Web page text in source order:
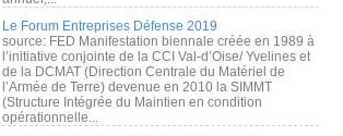
Le Forum Entreprises Défense 2019
source: FED Manifestation biennale créée en 1989 à
l’initiative conjointe de la CCI Val-d’Oise/ Yvelines et
de la DCMAT (Direction Centrale du Matériel de
l’Armée de Terre) devenue en 2010 la SIMMT
(Structure Intégrée du Maintien en condition
opérationnelle...